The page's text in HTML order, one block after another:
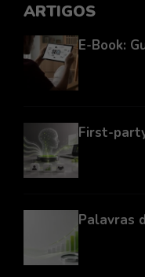
ARTIGOS
E-Book:
First-
Palavras